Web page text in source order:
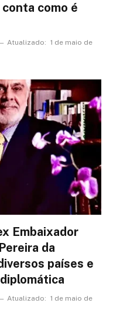
como é
Atualizado: 1 de maio de
Embaixador
da
países e
Atualizado: 1 de maio de